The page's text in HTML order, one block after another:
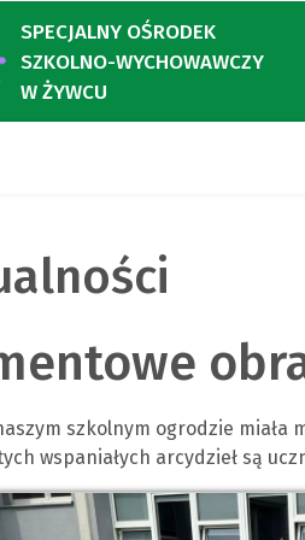
SPECJALNY OŚRODEK
SZKOLNO-WYCHOWAWCZY
W ŻYWCU
szkolnym ogrodzie miała
wspaniałych arcydzieł są